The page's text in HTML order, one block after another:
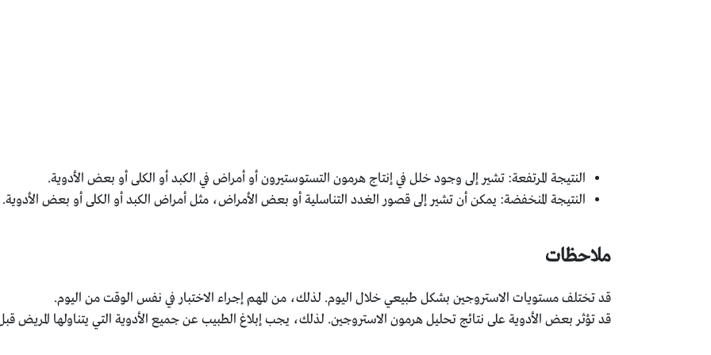
النتيجة المرتفعة: تشير إلى وجود خلل في إنتاج هرمون التستوستيرون أو أمراض في الكبد أو الكلى أو بعض الأدوية.
النتيجة المنخفضة: يمكن أن تشير إلى قصور الغدد التناسلية أو بعض الأمراض، مثل أمراض الكبد أو الكلى أو بعض الأدوية.
ملاحظات
قد تختلف مستويات الاستروجين بشكل طبيعي خلال اليوم. لذلك، من المهم إجراء الاختبار في نفس الوقت من اليوم.
قد تؤثر بعض الأدوية على نتائج تحليل هرمون الاستروجين. لذلك، يجب إبلاغ الطبيب عن جميع الأدوية التي يتناولها المريض قبل